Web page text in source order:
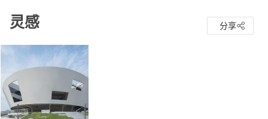
灵感 分享